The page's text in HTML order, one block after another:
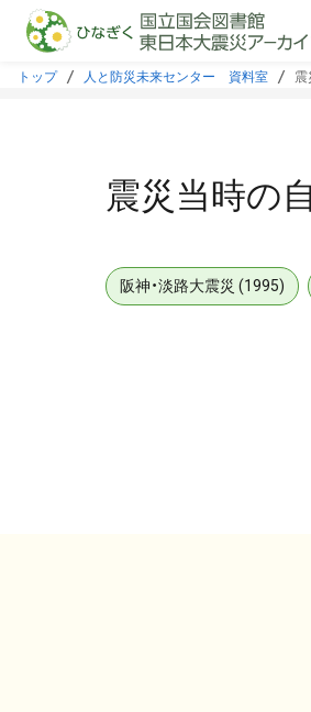
本文に飛ぶ
トップ 人と防災未来センター 資料室 震
震災当時の
阪神・淡路大震災 (1995)